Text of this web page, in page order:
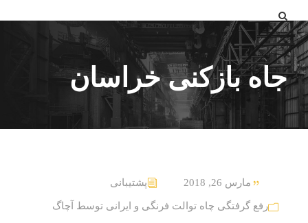
جاه بازکنی خراسان
مارس 26, 2018 پشتیبانی
رفع گرفتگی چاه توالت فرنگی و ایرانی توسط آچاگ